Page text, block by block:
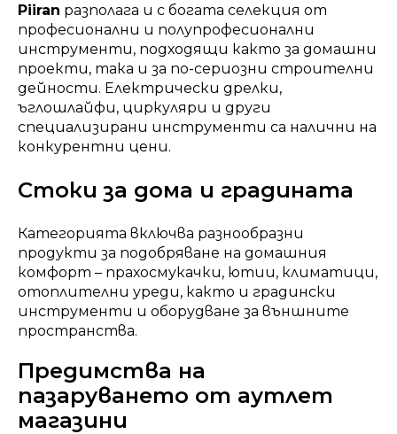
Piiran разполага и с богата селекция от
професионални и полупрофесионални
инструменти, подходящи както за домашни
проекти, така и за по-сериозни строителни
дейности. Електрически дрелки,
ъглошлайфи, циркуляри и други
специализирани инструменти са налични на
конкурентни цени.
Стоки за дома и градината
Категорията включва разнообразни
продукти за подобряване на домашния
комфорт – прахосмукачки, ютии, климатици,
отоплителни уреди, както и градински
инструменти и оборудване за външните
пространства.
Предимства на
пазаруването от аутлет
магазини